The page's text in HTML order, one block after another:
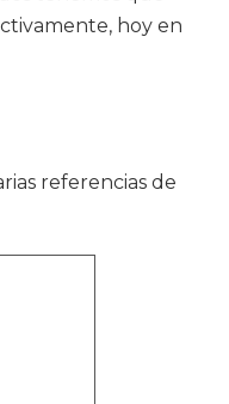
hoy en
referencias de